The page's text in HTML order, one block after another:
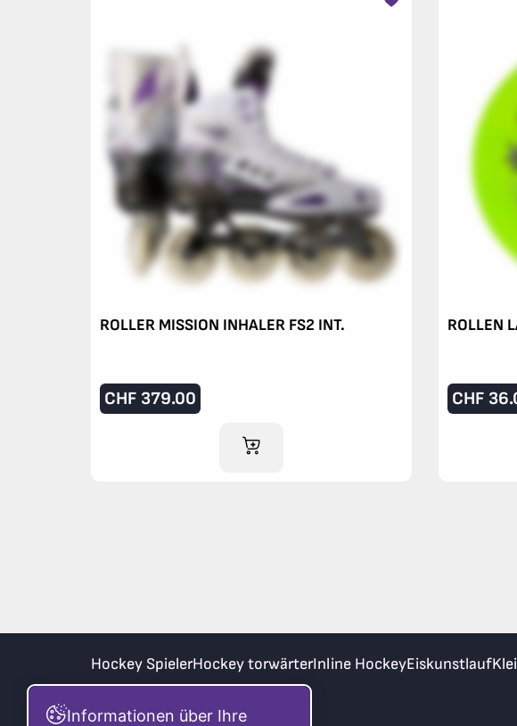
ROLLER MISSION INHALER FS2 INT.
CHF 379.00
IM WARENKORB
ROLLEN
CHF
Hockey SpielerHockey torwärterInline HockeyEiskunstlauf
Informationen über Ihre